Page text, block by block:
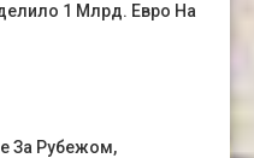
1 Млрд. Евро На
За Рубежом,